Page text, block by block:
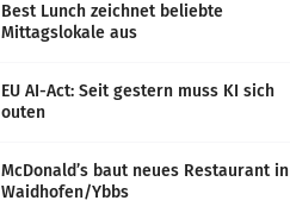
Best Lunch zeichnet beliebte
Mittagslokale aus
EU AI-Act: Seit gestern muss KI sich
outen
McDonald’s baut neues Restaurant in
Waidhofen/Ybbs